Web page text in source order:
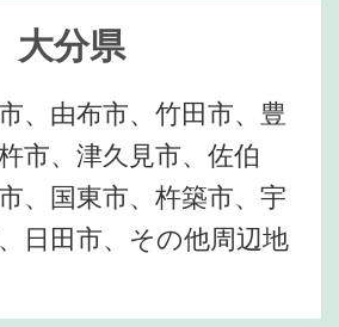
大分県
、由布市、竹田市、豊
市、津久見市、佐伯
、国東市、杵築市、宇
日田市、その他周辺地